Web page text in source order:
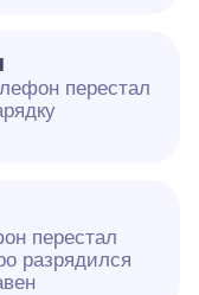
перестал
перестал
разрядился